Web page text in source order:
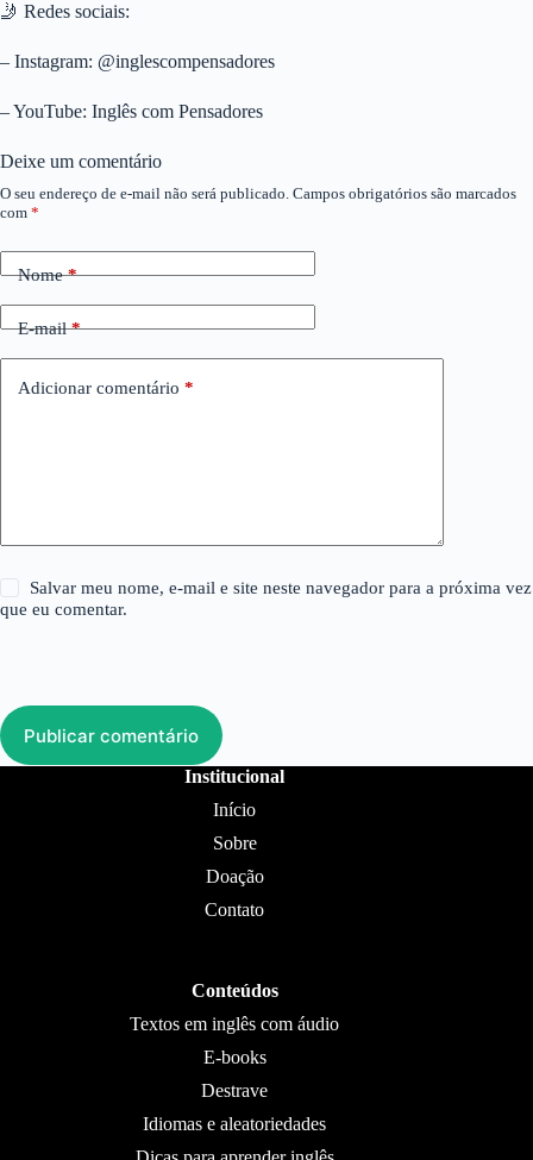
🤳 Redes sociais:
– Instagram: @inglescompensadores
– YouTube: Inglês com Pensadores
Deixe um comentário
O seu endereço de e-mail não será publicado. Campos obrigatórios são marcados
com *
Nome*
E-mail*
Adicionar comentário *
Salvar meu nome, e-mail e site neste navegador para a próxima vez
que eu comentar.
Publicar comentário
Institucional
Início
Sobre
Doação
Contato
Conteúdos
Textos em inglês com áudio
E-books
Destrave
Idiomas e aleatoriedades